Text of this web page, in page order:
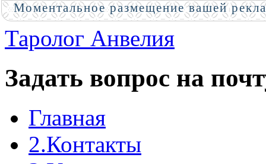
Таролог Анвелия
Задать вопрос на
Главная
2.Контакты
Моментальное размещение вашей